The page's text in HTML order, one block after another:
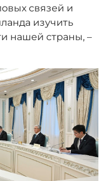
связей и
изучить
нашей страны, –